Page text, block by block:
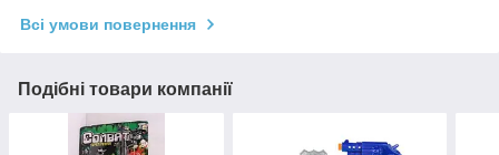
Всі умови повернення
Подібні товари компанії